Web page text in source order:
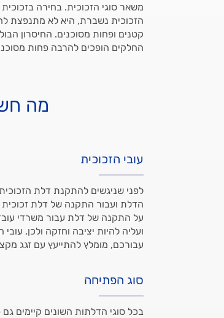
משאר סוגי הזכוכית. בחירה
הזכוכית נשברת, היא לא מתנפצת
קטנים ופחות מסוכנים. החיסרון
החלקים הופכים להרבה פחות
מה
עובי הזכוכית
לפני שניגשים להתקנת דלת
עבורכם, מומלץ להתייעץ עם זגג
סוג הפתיחה
בכל סוגי הדלתות השונים קיימים